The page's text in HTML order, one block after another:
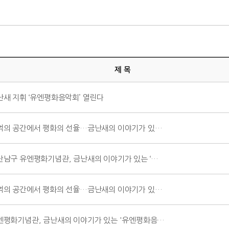
제 목
새 지휘 ‘유엔평화음악회’ 열린다
의 공간에서 평화의 선율…금난새의 이야기가 있…
남구 유엔평화기념관, 금난새의 이야기가 있는 ‘…
의 공간에서 평화의 선율…금난새의 이야기가 있…
평화기념관, 금난새의 이야기가 있는 '유엔평화음…